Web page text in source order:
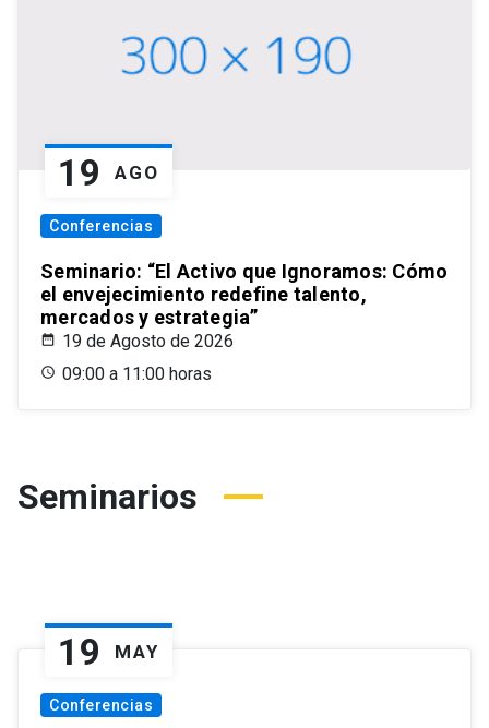
19 AGO
Conferencias
Seminario: “El Activo que Ignoramos: Cómo
el envejecimiento redefine talento,
mercados y estrategia”
19 de Agosto de 2026
09:00 a 11:00 horas
Seminarios
19 MAY
Conferencias